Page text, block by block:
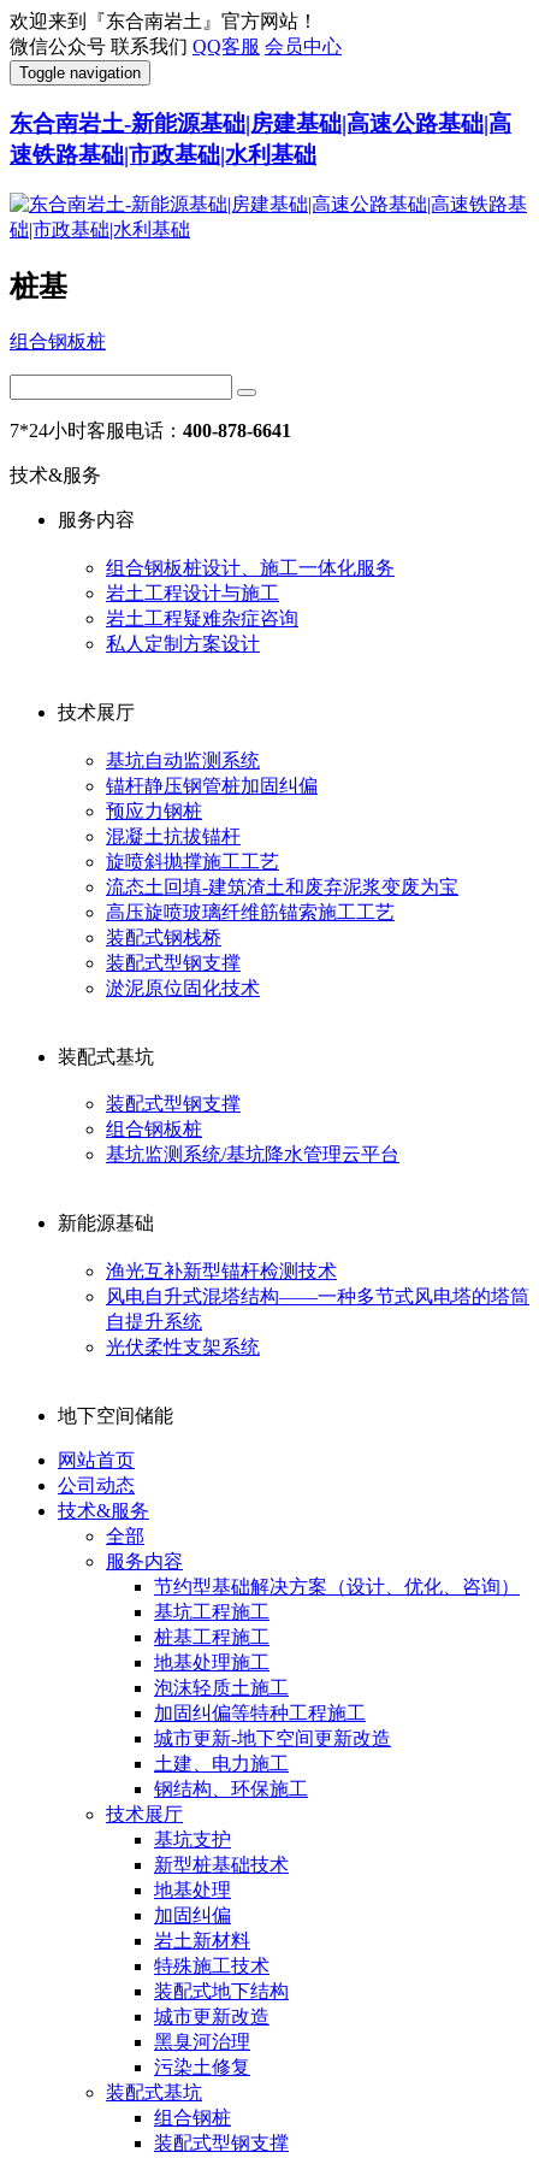
欢迎来到『东合南岩土』官方网站！
微信公众号 联系我们 QQ客服 会员中心
Toggle navigation
东合南岩土-新能源基础|房建基础|高速公路基础|高
速铁路基础|市政基础|水利基础
桩基
组合钢板桩
7*24小时客服电话： 400-878-6641
技术&服务
服务内容
组合钢板桩设计、施工一体化服务
岩土工程设计与施工
岩土工程疑难杂症咨询
私人定制方案设计
技术展厅
基坑自动监测系统
锚杆静压钢管桩加固纠偏
预应力钢桩
混凝土抗拔锚杆
旋喷斜抛撑施工工艺
流态土回填-建筑渣土和废弃泥浆变废为宝
高压旋喷玻璃纤维筋锚索施工工艺
装配式钢栈桥
装配式型钢支撑
淤泥原位固化技术
装配式基坑
装配式型钢支撑
组合钢板桩
基坑监测系统/基坑降水管理云平台
新能源基础
渔光互补新型锚杆检测技术
风电自升式混塔结构——一种多节式风电塔的塔筒
自提升系统
光伏柔性支架系统
地下空间储能
网站首页
公司动态
技术&服务
全部
服务内容
节约型基础解决方案（设计、优化、咨询）
基坑工程施工
桩基工程施工
地基处理施工
泡沫轻质土施工
加固纠偏等特种工程施工
城市更新-地下空间更新改造
土建、电力施工
钢结构、环保施工
技术展厅
基坑支护
新型桩基础技术
地基处理
加固纠偏
岩土新材料
特殊施工技术
装配式地下结构
城市更新改造
黑臭河治理
污染土修复
装配式基坑
组合钢桩
装配式型钢支撑